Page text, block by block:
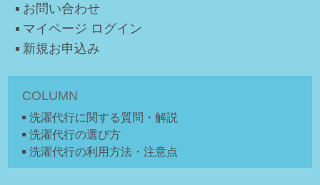
お問い合わせ
マイページ ログイン
新規お申込み
COLUMN
洗濯代行に関する質問・解説
洗濯代行の選び方
洗濯代行の利用方法・注意点